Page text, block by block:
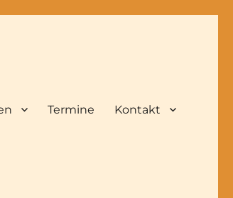
Termine Kontakt